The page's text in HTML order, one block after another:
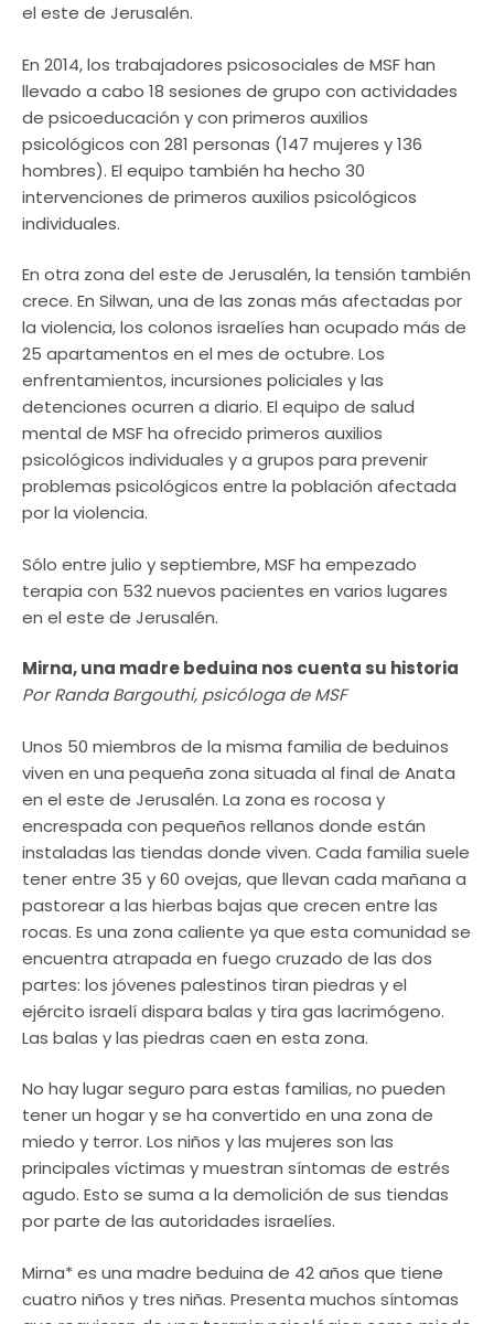
el este de Jerusalén.
En 2014, los trabajadores psicosociales de MSF han
llevado a cabo 18 sesiones de grupo con actividades
de psicoeducación y con primeros auxilios
psicológicos con 281 personas (147 mujeres y 136
hombres). El equipo también ha hecho 30
intervenciones de primeros auxilios psicológicos
individuales.
En otra zona del este de Jerusalén, la tensión también
crece. En Silwan, una de las zonas más afectadas por
la violencia, los colonos israelíes han ocupado más de
25 apartamentos en el mes de octubre. Los
enfrentamientos, incursiones policiales y las
detenciones ocurren a diario. El equipo de salud
mental de MSF ha ofrecido primeros auxilios
psicológicos individuales y a grupos para prevenir
problemas psicológicos entre la población afectada
por la violencia.
Sólo entre julio y septiembre, MSF ha empezado
terapia con 532 nuevos pacientes en varios lugares
en el este de Jerusalén.
Mirna, una madre beduina nos cuenta su historia
Por Randa Bargouthi, psicóloga de MSF
Unos 50 miembros de la misma familia de beduinos
viven en una pequeña zona situada al final de Anata
en el este de Jerusalén. La zona es rocosa y
encrespada con pequeños rellanos donde están
instaladas las tiendas donde viven. Cada familia suele
tener entre 35 y 60 ovejas, que llevan cada mañana a
pastorear a las hierbas bajas que crecen entre las
rocas. Es una zona caliente ya que esta comunidad se
encuentra atrapada en fuego cruzado de las dos
partes: los jóvenes palestinos tiran piedras y el
ejército israelí dispara balas y tira gas lacrimógeno.
Las balas y las piedras caen en esta zona.
No hay lugar seguro para estas familias, no pueden
tener un hogar y se ha convertido en una zona de
miedo y terror. Los niños y las mujeres son las
principales víctimas y muestran síntomas de estrés
agudo. Esto se suma a la demolición de sus tiendas
por parte de las autoridades israelíes.
Mirna* es una madre beduina de 42 años que tiene
cuatro niños y tres niñas. Presenta muchos síntomas